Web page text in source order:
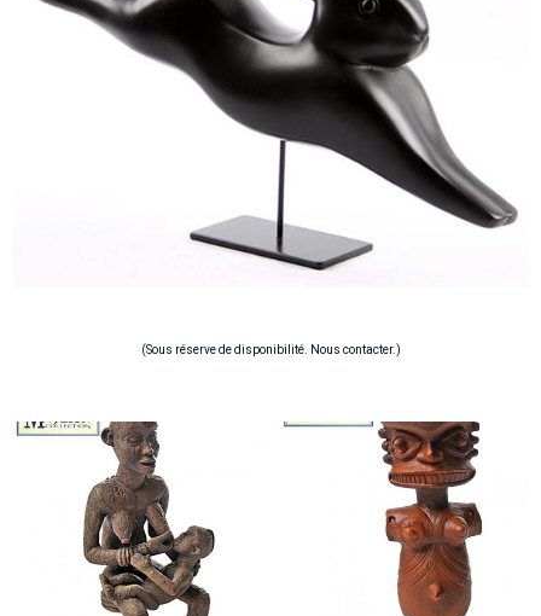
(Sous réserve de disponibilité. Nous contacter.)